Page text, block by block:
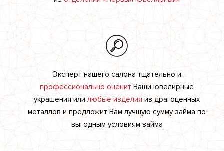
Эксперт нашего салона тщательно и
профессионально оценит Ваши ювелирные
украшения или любые изделия из драгоценных
металлов и предложит Вам лучшую сумму займа по
выгодным условиям займа